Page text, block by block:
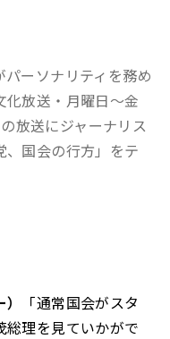
ーソナリティを務め
化放送・月曜日～金
放送にジャーナリス
、国会の行方」をテ
「通常国会がスタ
理を見ていかがで